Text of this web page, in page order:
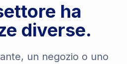
ha
diverse.
un negozio o uno